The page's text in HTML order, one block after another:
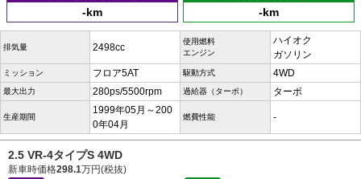
-km -km
排気量 2498cc
使用燃料
エンジン
ハイオク
ガソリン
ミッション フロア5AT 駆動方式 4WD
最大出力 280ps/5500rpm 過給器（ターボ） ターボ
生産期間
1999年05月～200
0年04月
燃費性能 -
2.5 VR-4タイプS 4WD
新車時価格298.1万円(税抜)